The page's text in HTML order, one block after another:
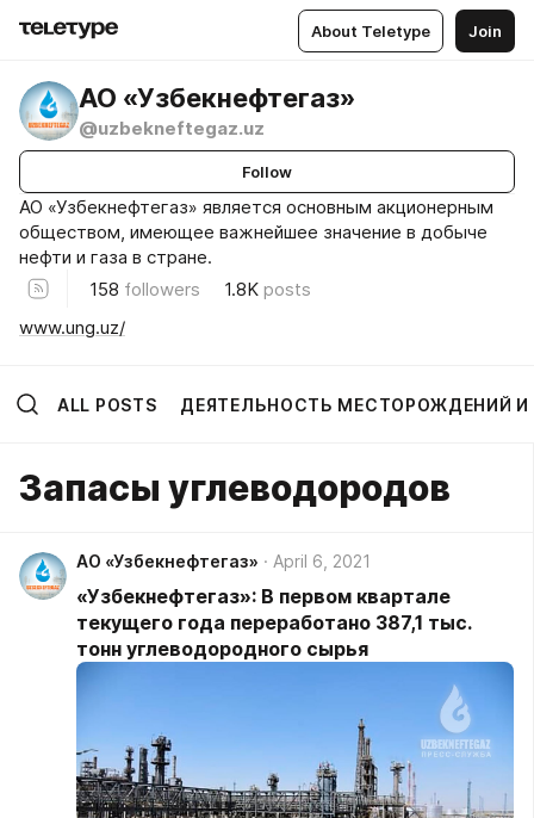
About Teletype Join
АО «Узбекнефтегаз»
@uzbekneftegaz.uz
Follow
АО «Узбекнефтегаз» является основным акционерным
обществом, имеющее важнейшее значение в добыче
нефти и газа в стране.
158 followers 1.8K posts
www.ung.uz/
ALL POSTS ДЕЯТЕЛЬНОСТЬ МЕСТОРОЖДЕНИЙ
Запасы углеводородов
АО «Узбекнефтегаз» April 6, 2021
«Узбекнефтегаз»: В первом квартале
текущего года переработано 387,1 тыс.
тонн углеводородного сырья